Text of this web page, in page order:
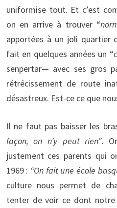
uniformise tout. Et c’est
on en arrive à trouver “
apportées à un joli quartier
fait en quelques années un “
senpertar— avec ses gros
rétrécissement de route
désastreux. Est-ce ce que
Il ne faut pas baisser les
façon, on n’y peut rien”.
justement ces parents qui
1969 : “On fait une école
culture nous permet de
tenter de voir ce dont notre